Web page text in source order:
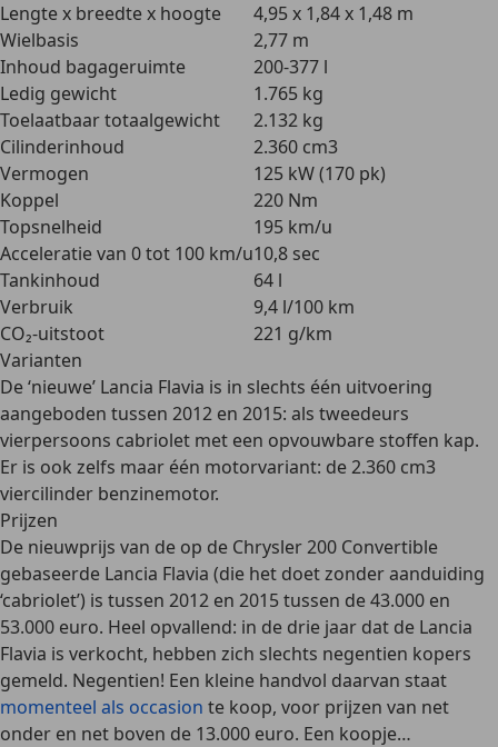
Lengte x breedte x hoogte
4,95 x 1,84 x 1,48 m
Wielbasis
2,77 m
Inhoud bagageruimte
200-377 l
Ledig gewicht
1.765 kg
Toelaatbaar totaalgewicht
2.132 kg
Cilinderinhoud
2.360 cm3
Vermogen
125 kW (170 pk)
Koppel
220 Nm
Topsnelheid
195 km/u
Acceleratie van 0 tot 100 km/u10,8 sec
Tankinhoud
64 l
Verbruik
9,4 l/100 km
CO₂-uitstoot
221 g/km
Varianten
De ‘nieuwe’ Lancia Flavia is in slechts één uitvoering
aangeboden tussen 2012 en 2015: als tweedeurs
vierpersoons cabriolet met een opvouwbare stoffen kap.
Er is ook zelfs maar één motorvariant: de 2.360 cm3
viercilinder benzinemotor.
Prijzen
De nieuwprijs van de op de Chrysler 200 Convertible
gebaseerde Lancia Flavia (die het doet zonder aanduiding
‘cabriolet’) is tussen 2012 en 2015 tussen de43.000 en
53.000 euro. Heel opvallend: in de drie jaar dat de Lancia
Flavia is verkocht, hebben zich slechts negentien kopers
gemeld. Negentien! Een kleine handvol daarvan staat
momenteel als occasion te koop, voor prijzen van net
onder en net boven de 13.000 euro. Een koopje…